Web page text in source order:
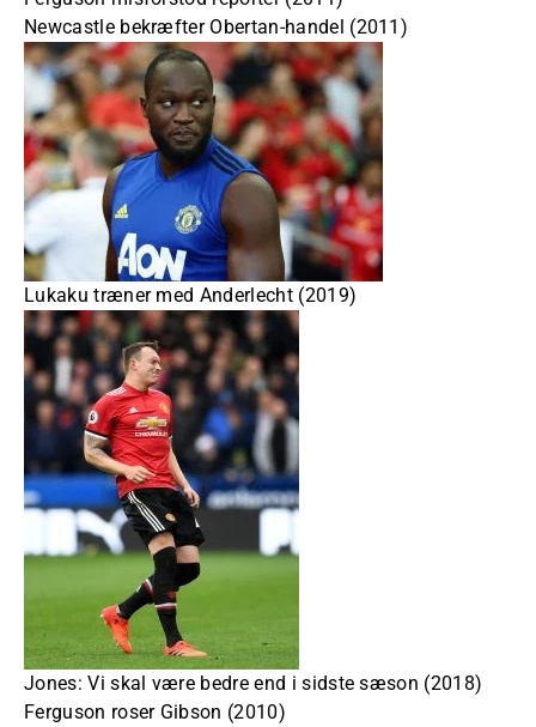
Newcastle bekræfter Obertan-handel (2011)
Lukaku træner med Anderlecht (2019)
Jones: Vi skal være bedre end i sidste sæson (2018)
Ferguson roser Gibson (2010)